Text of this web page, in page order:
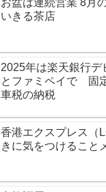
いきる茶店
2025年は楽天銀行デ
とファミペイで 固
車税の納税
香港エクスプレス（
きに気をつけること